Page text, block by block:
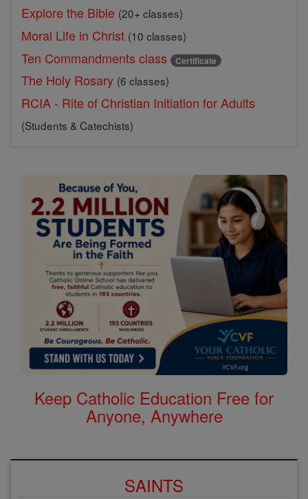
Explore the Bible (20+ classes)
Moral Life in Christ (10 classes)
Ten Commandments class Certificate
The Holy Rosary (6 classes)
RCIA - Rite of Christian Initiation for Adults
(Students & Catechists)
Keep Catholic Education Free for
Anyone, Anywhere
SAINTS